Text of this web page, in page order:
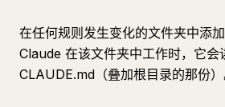
在任何规则发生变化的文件夹中添加
Claude 在该文件夹中工作时，它会
CLAUDE.md（叠加根目录的那份）